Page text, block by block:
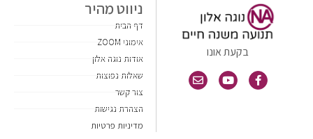
בקעת אונו
ניווט מהיר
דף הבית
אימוני ZOOM
אודות נוגה אלון
שאלות נפוצות
צור קשר
הצהרת נגישות
מדיניות פרטיות